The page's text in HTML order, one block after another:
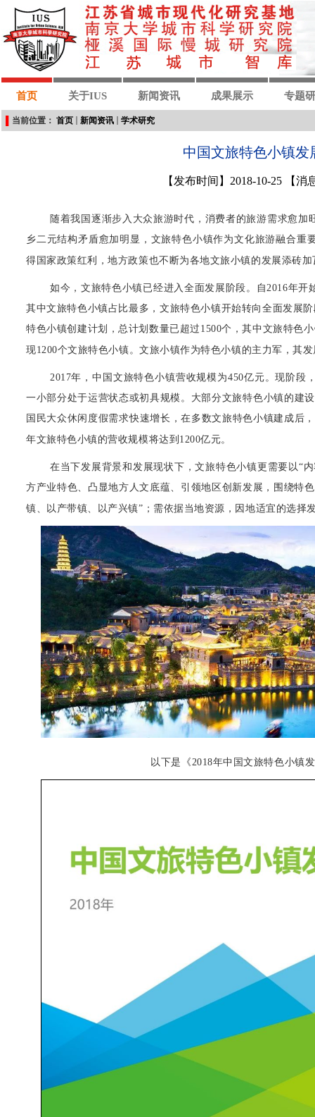
首页 关于IUS 新闻资讯 成果展示 专题
当前位置： 首页 新闻资讯 学术研究
中国文旅特色小镇发
【发布时间】2018-10-25 【
随着我国逐渐步入大众旅游时代，消费者的旅游需求愈
乡二元结构矛盾愈加明显，文旅特色小镇作为文化旅游融合重
得国家政策红利，地方政策也不断为各地文旅小镇的发展添砖加
如今，文旅特色小镇已经进入全面发展阶段。自2016年
其中文旅特色小镇占比最多，文旅特色小镇开始转向全面发展
特色小镇创建计划，总计划数量已超过1500个，其中文旅特色
现1200个文旅特色小镇。文旅小镇作为特色小镇的主力军，其
2017年，中国文旅特色小镇营收规模为450亿元。现阶段
一小部分处于运营状态或初具规模。大部分文旅特色小镇的建
国民大众休闲度假需求快速增长，在多数文旅特色小镇建成后
年文旅特色小镇的营收规模将达到1200亿元。
在当下发展背景和发展现状下，文旅特色小镇更需要以“
方产业特色、凸显地方人文底蕴、引领地区创新发展，围绕特
镇、以产带镇、以产兴镇”；需依据当地资源，因地适宜的选择
以下是《2018年中国文旅特色小镇